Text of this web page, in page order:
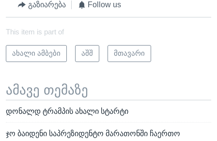
გაზიარება Follow us
This item is part of
ახალი ამბები აშშ მთავარი
ამავე თემაზე
დონალდ ტრამპის ახალი სტარტი
ჯო ბაიდენი საპრეზიდენტო მარათონში ჩაერთო